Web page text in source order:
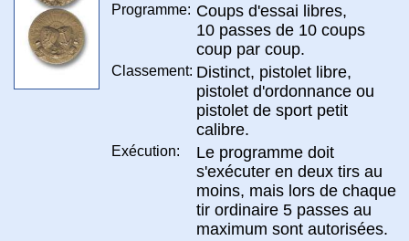
Programme: Coups d'essai libres,
10 passes de 10 coups
coup par coup.
Classement: Distinct, pistolet libre,
pistolet d'ordonnance ou
pistolet de sport petit
calibre.
Exécution:
Le programme doit
s'exécuter en deux tirs au
moins, mais lors de chaque
tir ordinaire 5 passes au
maximum sont autorisées.